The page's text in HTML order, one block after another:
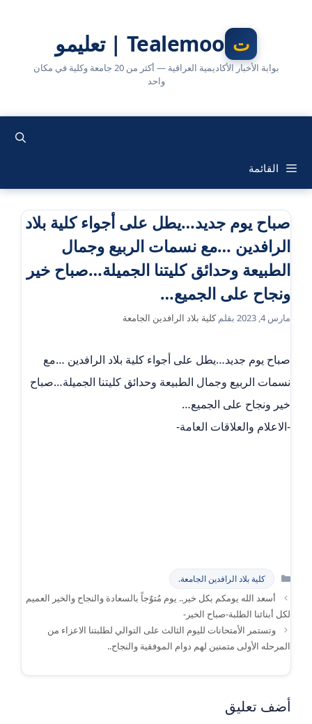
Tealemoo | تعليمو
بوابة الأخبار الأكاديمية العراقية — أكثر من 20 جامعة وكلية في مكان
واحد
القائمة
صباح يوم جديد…يطل على أجواء كلية بلاد
الرافدين …مع نسمات الربيع وجمال
الطبيعة وحدائق كليتنا الجميلة…صباح خير
ونجاح على الجميع…
مارس 4, 2023 بقلمكلية بلاد الرافدين الجامعة
صباح يوم جديد…يطل على أجواء كلية بلاد الرافدين …مع
نسمات الربيع وجمال الطبيعة وحدائق كليتنا الجميلة…صباح
خير ونجاح على الجميع…
-الاعلام والعلاقات العامة-
التصنيفات
كلية بلاد الرافدين الجامعة.
أسعد الله يومكم بكل خير.. يوم مُتوٌجاً بالسعادة والنجاح والخير العميم
لكل أبنائنا الطلبة-صباح الخير-
وتستمر الأمتحانات لليوم الثالث على التوالي لطلبتنا الاعزاء من
المرحله الأولى متمنين لهم دوام الموفقية والنجاح..
أضف تعليق